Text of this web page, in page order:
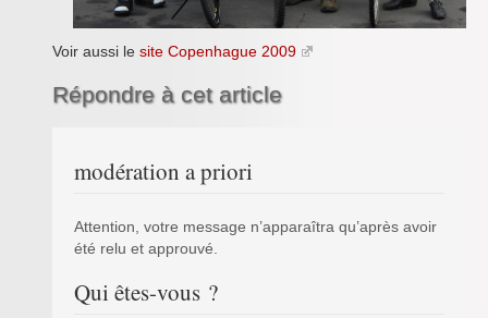
Voir aussi le site Copenhague 2009
Répondre à cet article
modération a priori
Attention, votre message n’apparaîtra qu’après avoir
été relu et approuvé.
Qui êtes-vous ?